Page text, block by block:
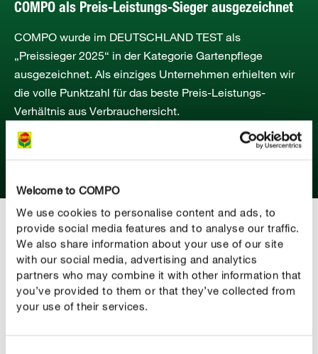
Welcome to COMPO
We use cookies to personalise content and ads, to
provide social media features and to analyse our traffic.
We also share information about your use of our site
with our social media, advertising and analytics
partners who may combine it with other information that
you’ve provided to them or that they’ve collected from
your use of their services.
COMPO als Preis-Leistungs-Sieger ausgezeichnet
COMPO wurde im DEUTSCHLAND TEST als
„Preissieger 2025“ in der Kategorie Gartenpflege
ausgezeichnet. Als einziges Unternehmen erhielten wir
die volle Punktzahl für das beste Preis-Leistungs-
Verhältnis aus Verbrauchersicht.
NEUPRODUKTE IM ÜBERBLICK
Was gibt's Neues?